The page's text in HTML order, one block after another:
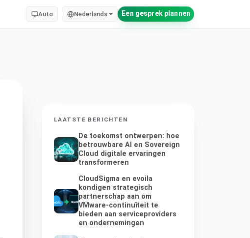
Auto Nederlands Een gesprek plannen
LAATSTE BERICHTEN
De toekomst ontwerpen: hoe
betrouwbare AI en Sovereign
Cloud digitale ervaringen
transformeren
CloudSigma en evoila
kondigen strategisch
partnerschap aan om
VMware-continuïteit te
bieden aan serviceproviders
en ondernemingen